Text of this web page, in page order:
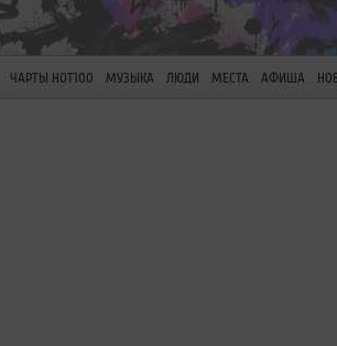
ЧАРТЫ HOT100 МУЗЫКА ЛЮДИ МЕСТА АФИША